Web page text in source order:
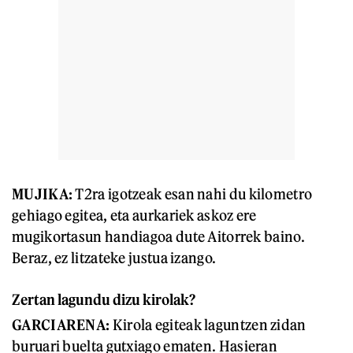
MUJIKA:T2ra igotzeak esan nahi du kilometro
gehiago egitea, eta aurkariek askoz ere
mugikortasun handiagoa dute Aitorrek baino.
Beraz, ez litzateke justua izango.
Zertan lagundu dizu kirolak?
GARCIARENA: Kirola egiteak laguntzen zidan
buruari buelta gutxiago ematen. Hasieran